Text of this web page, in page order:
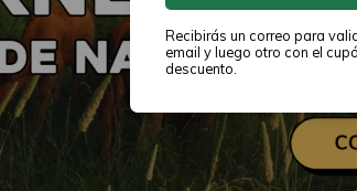
Recibirás un correo para
email y luego otro con el
descuento.